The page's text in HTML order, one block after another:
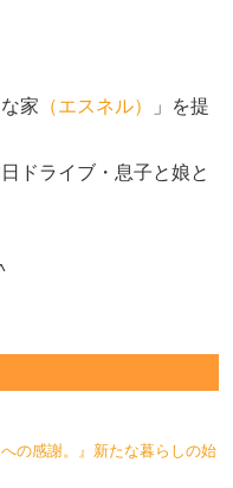
家 （エスネル）
」を提
ドライブ・息子と娘と
の感謝。』新たな暮らしの始